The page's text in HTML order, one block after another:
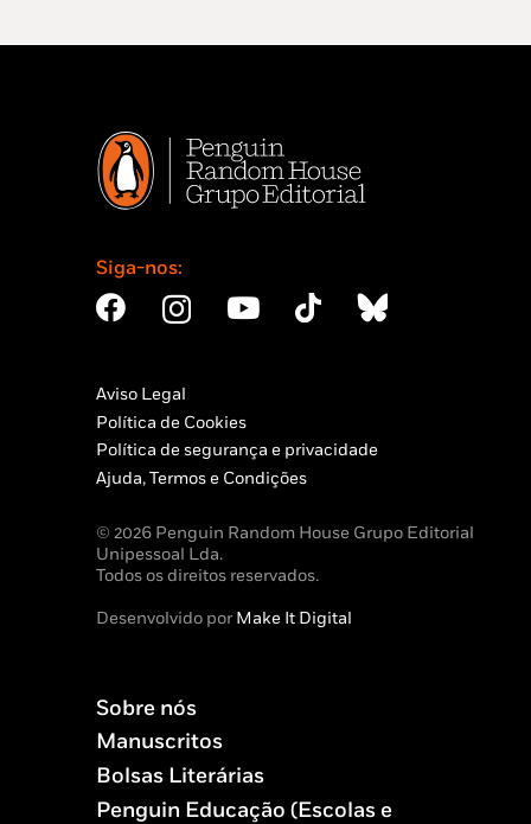
Siga-nos:
Aviso Legal
Política de Cookies
Política de segurança e privacidade
Ajuda, Termos e Condições
© 2026 Penguin Random House Grupo Editorial
Unipessoal Lda.
Todos os direitos reservados.
Desenvolvido porMake It Digital
Sobre nós
Manuscritos
Bolsas Literárias
Penguin Educação (Escolas e